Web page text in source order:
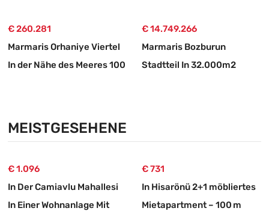
Ober-doppelhaushälfte-
wohnung
€ 260.281
Marmaris Orhaniye Viertel
In der Nähe des Meeres 100
€ 14.749.266
Marmaris Bozburun
Stadtteil In 32.000m2
MEISTGESEHENE
€ 1.096
In Der Camiavlu Mahallesi
In Einer Wohnanlage Mit
€ 731
In Hisarönü 2+1 möbliertes
Mietapartment – 100 m